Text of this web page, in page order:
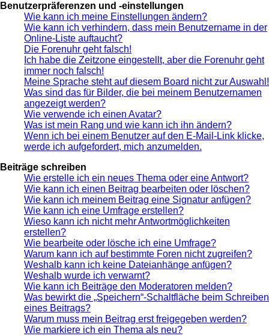
Benutzerpräferenzen und -einstellungen
Wie kann ich meine Einstellungen ändern?
Wie kann ich verhindern, dass mein Benutzername in der
Online-Liste auftaucht?
Die Forenuhr geht falsch!
Ich habe die Zeitzone eingestellt, aber die Forenuhr geht
immer noch falsch!
Meine Sprache steht auf diesem Board nicht zur Auswahl!
Was sind das für Bilder, die bei meinem Benutzernamen
angezeigt werden?
Wie verwende ich einen Avatar?
Was ist mein Rang und wie kann ich ihn ändern?
Wenn ich bei einem Benutzer auf den E-Mail-Link klicke,
werde ich aufgefordert, mich anzumelden.
Beiträge schreiben
Wie erstelle ich ein neues Thema oder eine Antwort?
Wie kann ich einen Beitrag bearbeiten oder löschen?
Wie kann ich meinem Beitrag eine Signatur anfügen?
Wie kann ich eine Umfrage erstellen?
Wieso kann ich nicht mehr Antwortmöglichkeiten
erstellen?
Wie bearbeite oder lösche ich eine Umfrage?
Warum kann ich auf bestimmte Foren nicht zugreifen?
Weshalb kann ich keine Dateianhänge anfügen?
Weshalb wurde ich verwarnt?
Wie kann ich Beiträge den Moderatoren melden?
Was bewirkt die „Speichern“-Schaltfläche beim Schreiben
eines Beitrags?
Warum muss mein Beitrag erst freigegeben werden?
Wie markiere ich ein Thema als neu?